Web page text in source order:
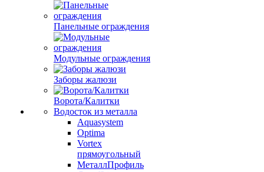
Панельные ограждения
Модульные ограждения
Заборы жалюзи
Ворота/Калитки
Водосток из металла
Aquasystem
Optima
Vortex
прямоугольный
МеталлПрофиль